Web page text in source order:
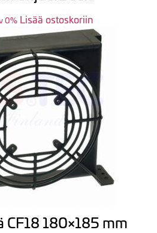
€.
0% Lisää ostoskoriin
180×185 mm